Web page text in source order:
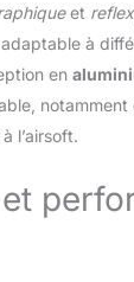
de vue
croix,
un
et reflex
à
en
l’airsoft.